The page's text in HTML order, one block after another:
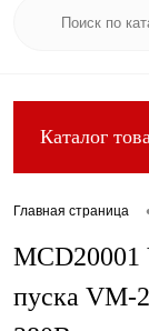
Каталог
Главная страница
MCD20001
пуска VM-